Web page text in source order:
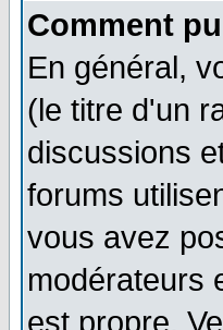
Comment
En général,
(le titre d'un
discussions
forums
vous avez
modérateurs
est propre.